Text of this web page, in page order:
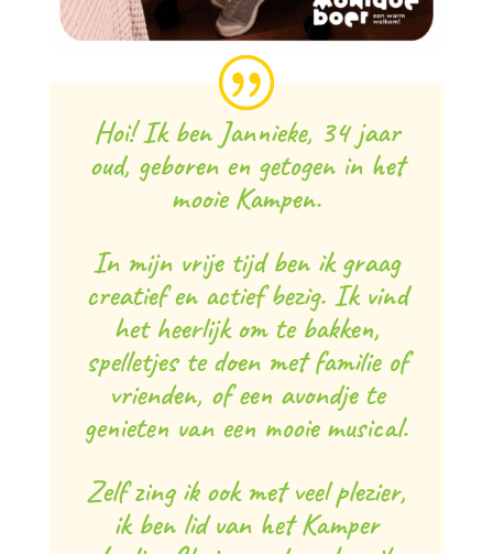
Hoi! Ik ben Jannieke, 34 jaar
oud, geboren en getogen in het
mooie Kampen.
In mijn vrije tijd ben ik graag
creatief en actief bezig. Ik vind
het heerlijk om te bakken,
spelletjes te doen met familie of
vrienden, of een avondje te
genieten van een mooie musical.
Zelf zing ik ook met veel plezier,
ik ben lid van het Kamper